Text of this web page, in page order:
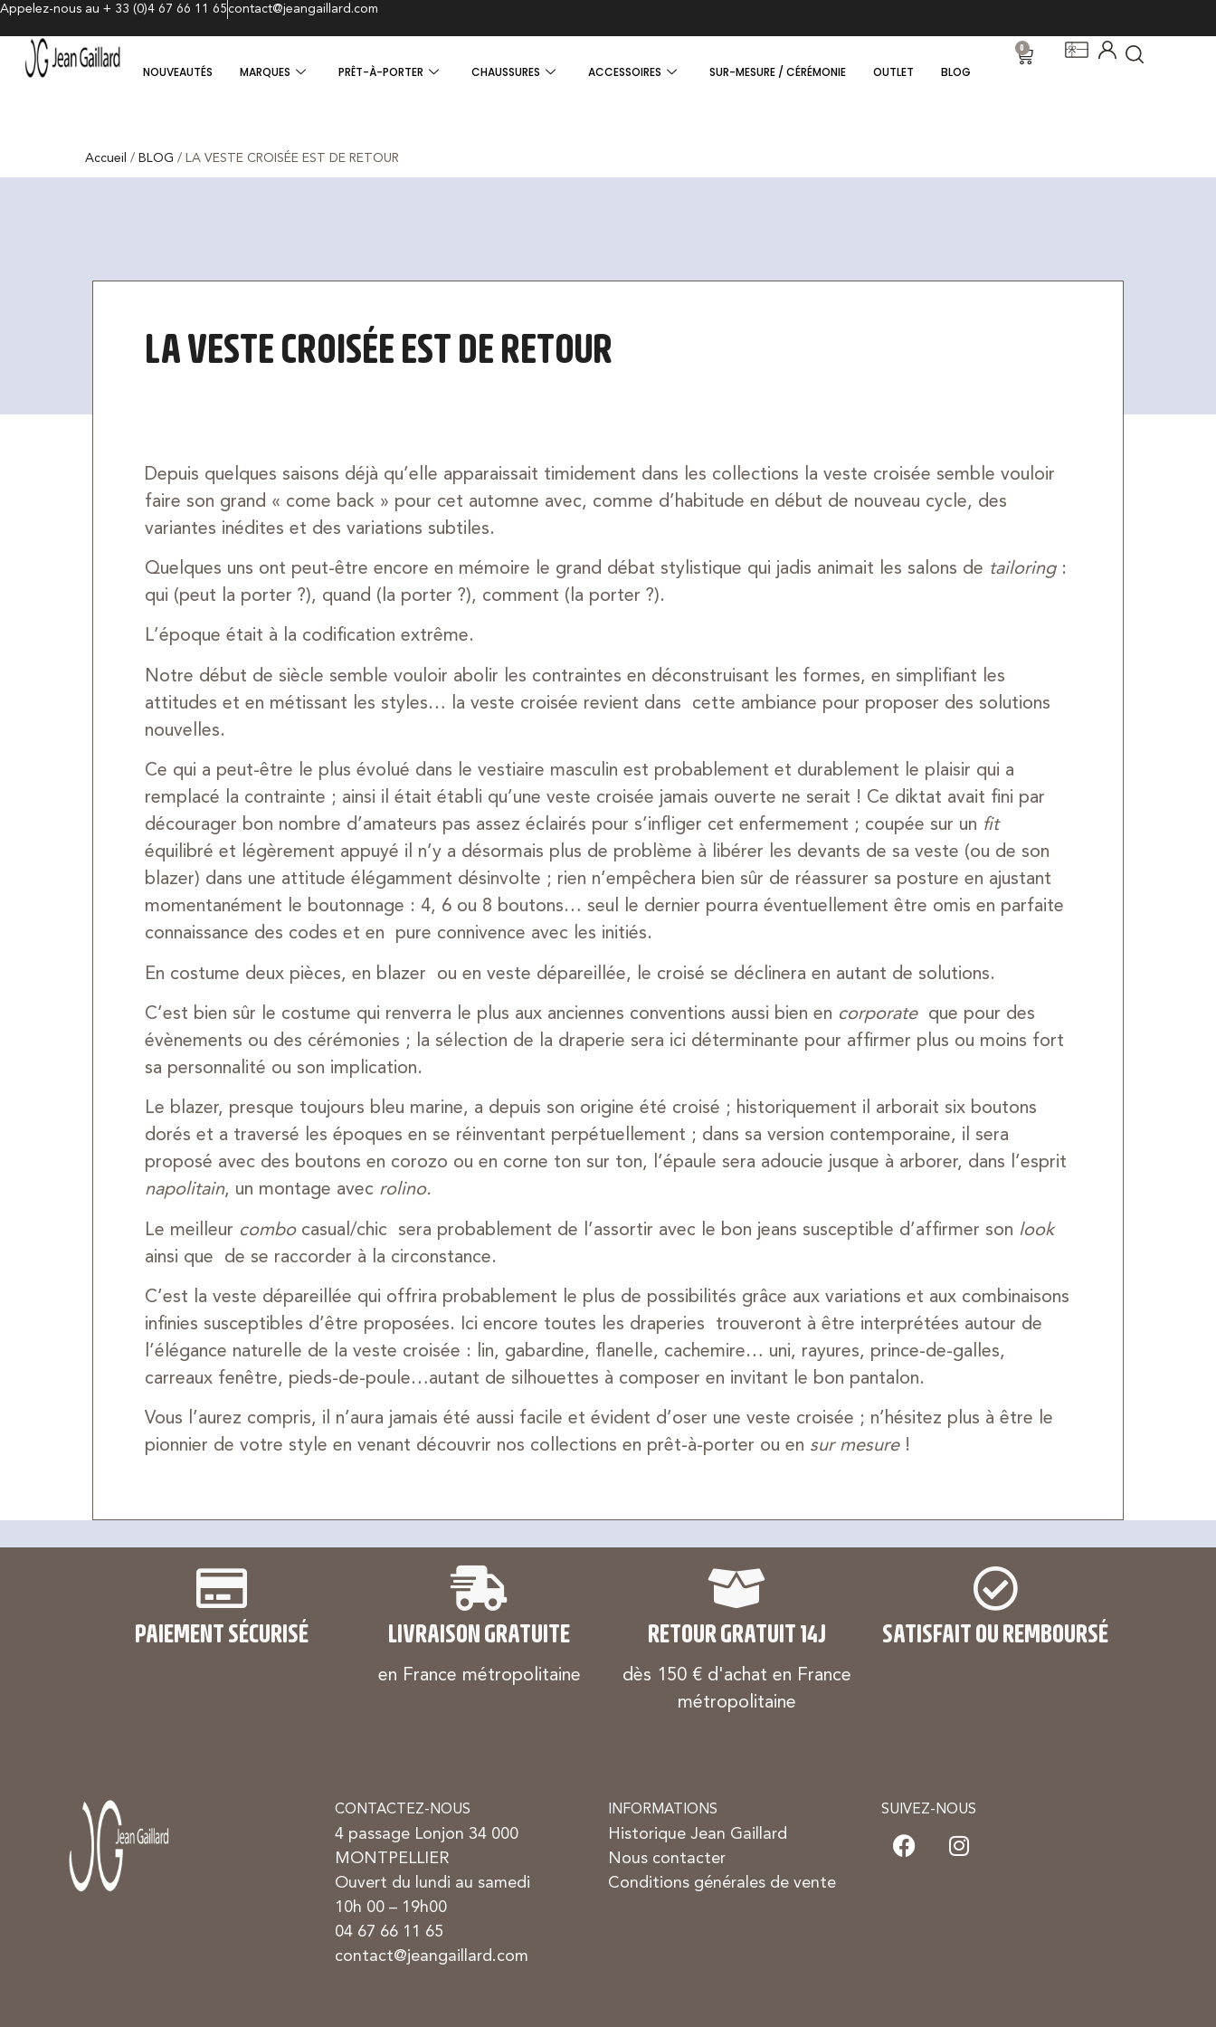
Appelez-nous au + 33 (0)4 67 66 11 65contact@jeangaillard.com
NOUVEAUTÉS MARQUES PRÊT-À-PORTER CHAUSSURES ACCESSOIRES SUR-MESURE / CÉRÉMONIE OUTLET BLOG
0
Accueil / BLOG / LA VESTE CROISÉE EST DE RETOUR
LA VESTE CROISÉE EST DE RETOUR
Depuis quelques saisons déjà qu’elle apparaissait timidement dans les collections la veste croisée semble vouloir
faire son grand « come back » pour cet automne avec, comme d’habitude en début de nouveau cycle, des
variantes inédites et des variations subtiles.
Quelques uns ont peut-être encore en mémoire le grand débat stylistique qui jadis animait les salons de tailoring :
qui (peut la porter ?), quand (la porter ?), comment (la porter ?).
L’époque était à la codification extrême.
Notre début de siècle semble vouloir abolir les contraintes en déconstruisant les formes, en simplifiant les
attitudes et en métissant les styles… la veste croisée revient dans cette ambiance pour proposer des solutions
nouvelles.
Ce qui a peut-être le plus évolué dans le vestiaire masculin est probablement et durablement le plaisir qui a
remplacé la contrainte ; ainsi il était établi qu’une veste croisée jamais ouverte ne serait ! Ce diktat avait fini par
décourager bon nombre d’amateurs pas assez éclairés pour s’infliger cet enfermement ; coupée sur un fit
équilibré et légèrement appuyé il n’y a désormais plus de problème à libérer les devants de sa veste (ou de son
blazer) dans une attitude élégamment désinvolte ; rien n’empêchera bien sûr de réassurer sa posture en ajustant
momentanément le boutonnage : 4, 6 ou 8 boutons… seul le dernier pourra éventuellement être omis en parfaite
connaissance des codes et en pure connivence avec les initiés.
En costume deux pièces, en blazer ou en veste dépareillée, le croisé se déclinera en autant de solutions.
C’est bien sûr le costume qui renverra le plus aux anciennes conventions aussi bien en corporate que pour des
évènements ou des cérémonies ; la sélection de la draperie sera ici déterminante pour affirmer plus ou moins fort
sa personnalité ou son implication.
Le blazer, presque toujours bleu marine, a depuis son origine été croisé ; historiquement il arborait six boutons
dorés et a traversé les époques en se réinventant perpétuellement ; dans sa version contemporaine, il sera
proposé avec des boutons en corozo ou en corne ton sur ton, l’épaule sera adoucie jusque à arborer, dans l’esprit
napolitain, un montage avec rolino.
Le meilleur combo casual/chic sera probablement de l’assortir avec le bon jeans susceptible d’affirmer son look
ainsi que de se raccorder à la circonstance.
C’est la veste dépareillée qui offrira probablement le plus de possibilités grâce aux variations et aux combinaisons
infinies susceptibles d’être proposées. Ici encore toutes les draperies trouveront à être interprétées autour de
l’élégance naturelle de la veste croisée : lin, gabardine, flanelle, cachemire… uni, rayures, prince-de-galles,
carreaux fenêtre, pieds-de-poule…autant de silhouettes à composer en invitant le bon pantalon.
Vous l’aurez compris, il n’aura jamais été aussi facile et évident d’oser une veste croisée ; n’hésitez plus à être le
pionnier de votre style en venant découvrir nos collections en prêt-à-porter ou en sur mesure !
PAIEMENT SÉCURISÉ LIVRAISON GRATUITE
en France métropolitaine
RETOUR GRATUIT 14J
dès 150 € d'achat en France
métropolitaine
SATISFAIT OU REMBOURSÉ
CONTACTEZ-NOUS
4 passage Lonjon 34 000
MONTPELLIER
Ouvert du lundi au samedi
10h 00 – 19h00
04 67 66 11 65
contact@jeangaillard.com
INFORMATIONS
Historique Jean Gaillard
Nous contacter
Conditions générales de vente
SUIVEZ-NOUS